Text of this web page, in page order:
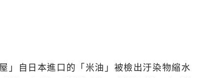
」自日本進口的「米油」被檢出汙染物縮水